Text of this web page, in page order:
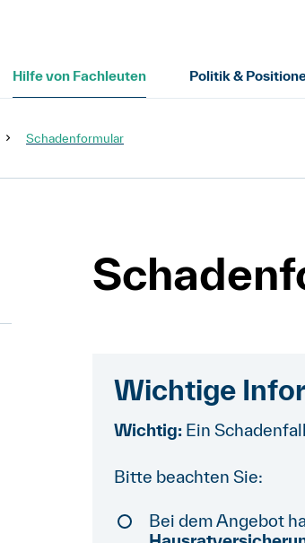
Hilfe von Fachleuten Politik &
Schadenformular
Wichtige
Wichtig: Ein
Bitte beachten Sie:
Bei dem Angebot